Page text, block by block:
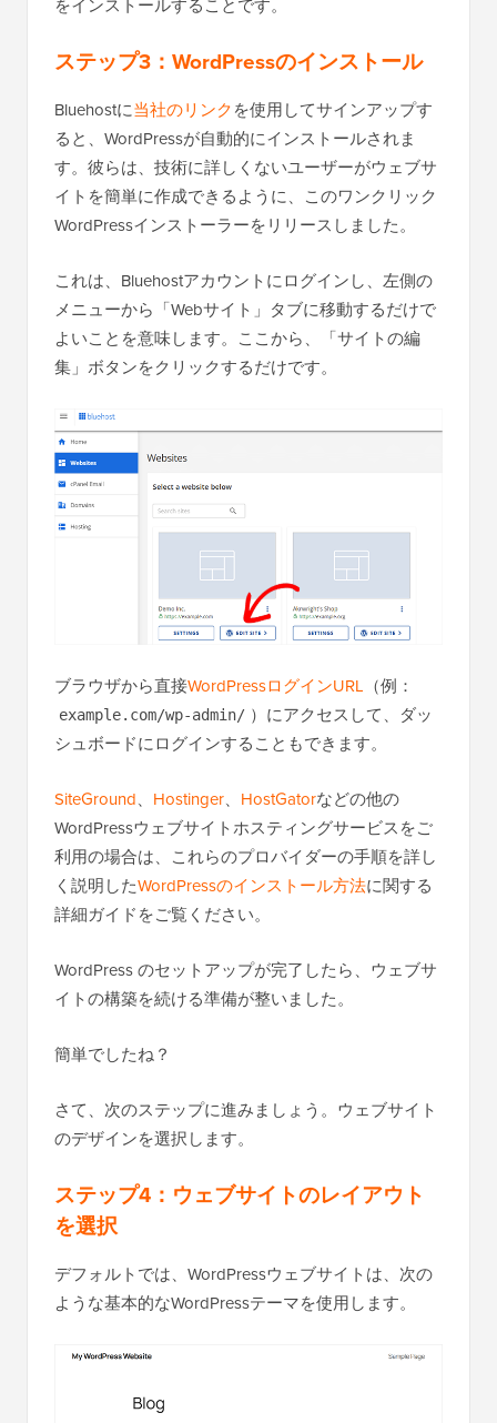
をインストールすることです。
ステップ3：WordPressのインストール
Bluehostに当社のリンクを使用してサインアップす
ると、WordPressが自動的にインストールされま
す。彼らは、技術に詳しくないユーザーがウェブサ
イトを簡単に作成できるように、このワンクリック
WordPressインストーラーをリリースしました。
これは、Bluehostアカウントにログインし、左側の
メニューから「Webサイト」タブに移動するだけで
よいことを意味します。ここから、「サイトの編
集」ボタンをクリックするだけです。
ブラウザから直接WordPressログインURL （例：
example.com/wp-admin/ ）にアクセスして、ダッ
シュボードにログインすることもできます。
SiteGround、 Hostinger、 HostGatorなどの他の
WordPressウェブサイトホスティングサービスをご
利用の場合は、これらのプロバイダーの手順を詳し
く説明したWordPressのインストール方法に関する
詳細ガイドをご覧ください。
WordPress のセットアップが完了したら、ウェブサ
イトの構築を続ける準備が整いました。
簡単でしたね？
さて、次のステップに進みましょう。ウェブサイト
のデザインを選択します。
ステップ4：ウェブサイトのレイアウト
を選択
デフォルトでは、WordPressウェブサイトは、次の
ような基本的なWordPressテーマを使用します。